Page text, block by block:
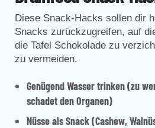
Diese Snack-Hacks sollen dir
Snacks zurückzugreifen, auf
die Tafel Schokolade zu
zu vermeiden.
Genügend Wasser trinken (zu
schadet den Organen)
Nüsse als Snack (Cashew,